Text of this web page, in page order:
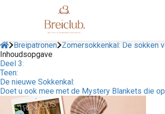
Breipatronen
Zomersokkenkal: De sokken
Inhoudsopgave
Deel 3:
Teen:
De nieuwe Sokkenkal:
Doet u ook mee met de Mystery Blankets die